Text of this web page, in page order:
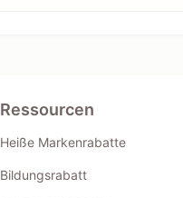
Ressourcen
Heiße Markenrabatte
Bildungsrabatt